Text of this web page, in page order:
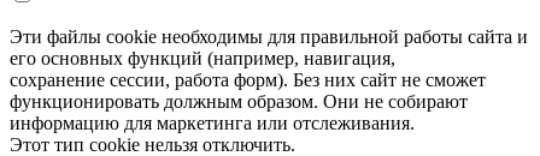
Эти файлы cookie необходимы для правильной работы сайта и
его основных функций (например, навигация,
сохранение сессии, работа форм). Без них сайт не сможет
функционировать должным образом. Они не собирают
информацию для маркетинга или отслеживания.
Этот тип cookie нельзя отключить.